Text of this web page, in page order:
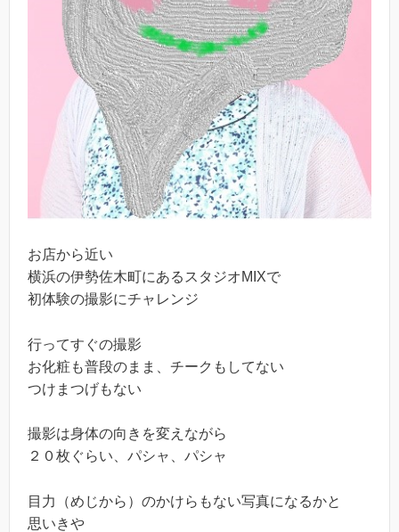
お店から近い
横浜の伊勢佐木町にあるスタジオMIXで
初体験の撮影にチャレンジ
行ってすぐの撮影
お化粧も普段のまま、チークもしてない
つけまつげもない
撮影は身体の向きを変えながら
２０枚ぐらい、パシャ、パシャ
目力（めじから）のかけらもない写真になるかと
思いきや